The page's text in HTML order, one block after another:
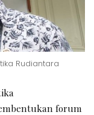
Rudiantara
forum